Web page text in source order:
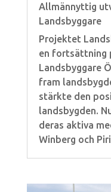
Allmännyttig
Landsbyggare
Projektet
en fortsättning
Landsbyggare
fram
stärkte den
landsbygden.
deras aktiva
Winberg och